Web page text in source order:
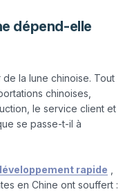
dépend-elle
la lune chinoise. Tout
chinoises,
le service client et
se passe-t-il à
rapide
en Chine ont souffert :